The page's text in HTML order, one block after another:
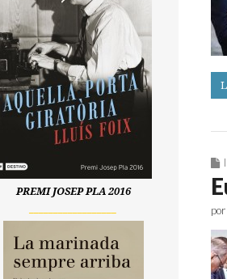
por
PREMI JOSEP PLA 2016